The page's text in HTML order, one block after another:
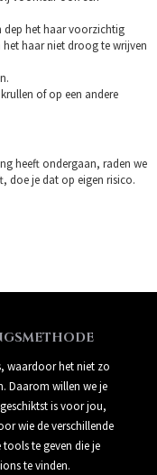
dep het haar voorzichtig
haar niet droog te wrijven
of op een andere
heeft ondergaan, raden we
doe je dat op eigen risico.
waardoor het niet zo
Daarom willen we je
is voor jou,
wie de verschillende
te geven die je
te vinden.